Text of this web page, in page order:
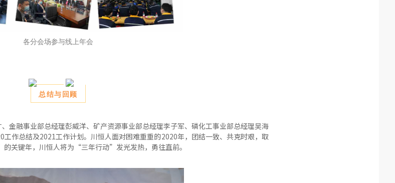
各分会场参与线上年会
总结与回顾
金融事业部总经理彭威洋、矿产资源事业部总经理李子军、磷化工事业部总经理吴海
作总结及2021工作计划。川恒人面对困难重重的2020年，团结一致、共克时艰，取
关键年，川恒人将为“三年行动”发光发热，勇往直前。